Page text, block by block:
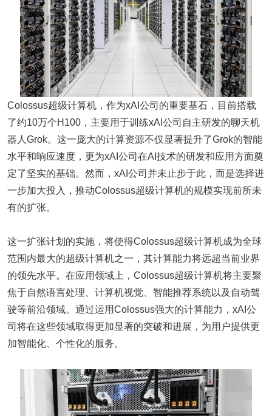
Colossus超级计算机，作为xAI公司的重要基石，目前搭载
了约10万个H100，主要用于训练xAI公司自主研发的聊天机
器人Grok。这一庞大的计算资源不仅显著提升了Grok的智能
水平和响应速度，更为xAI公司在AI技术的研发和应用方面奠
定了坚实的基础。然而，xAI公司并未止步于此，而是选择进
一步加大投入，推动Colossus超级计算机的规模实现前所未
有的扩张。
这一扩张计划的实施，将使得Colossus超级计算机成为全球
范围内最大的超级计算机之一，其计算能力将远超当前业界
的领先水平。在应用领域上，Colossus超级计算机将主要聚
焦于自然语言处理、计算机视觉、智能推荐系统以及自动驾
驶等前沿领域。通过运用Colossus强大的计算能力，xAI公
司将在这些领域取得更加显著的突破和进展，为用户提供更
加智能化、个性化的服务。